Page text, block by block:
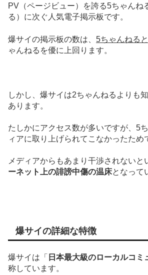
PV（ページビュー）
を誇る5ちゃんね
る）に次ぐ人気電子掲示板です。
爆サイの掲示板の数は、 5ちゃんねる
ゃんねるを優に上回ります。
しかし、爆サイは2ちゃんねるよりも
あります。
たしかにアクセス数が多いですが、5
ィアに取り上げられてこなかったため
メディアからもあまり干渉されないと
ーネット上の誹謗中傷の温床となって
爆サイの詳細な特徴
爆サイは「 日本最大級のローカルコミ
称しています。